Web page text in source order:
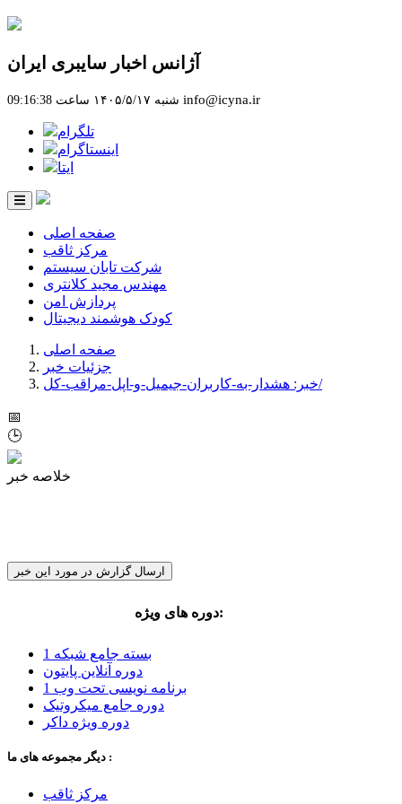
آژانس اخبار سایبری ایران
شنبه ۱۴۰۵/۵/۱۷ ساعت 09:16:38 info@icyna.ir
تلگرام
اینستاگرام
ایتا
صفحه اصلی
مرکز ثاقب
شرکت تابان سیستم
مهندس مجید کلانتری
پردازش امن
کودک هوشمند دیجیتال
صفحه اصلی
جزئیات خبر
خبر: هشدار-به-کاربران-جیمیل-و-اپل-مراقب-کل/
📅
🕒
خلاصه خبر
ارسال گزارش در مورد این خبر
دوره های ویژه:
بسته جامع شبکه 1
دوره آنلاین پایتون
برنامه نویسی تحت وب 1
دوره جامع میکروتیک
دوره ویژه داکر
دیگر مجموعه های ما :
مرکز ثاقب